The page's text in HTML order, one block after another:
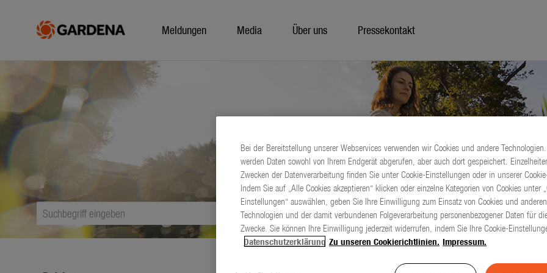
Meldungen Media Über uns Pressekontakt
Bei der Bereitstellung unserer Webservices verwenden wir Cookies und andere
werden Daten sowohl von Ihrem Endgerät abgerufen, aber auch dort gespeichert.
Zwecken der Datenverarbeitung finden Sie unter Cookie-Einstellungen oder in unserer
Indem Sie auf „Alle Cookies akzeptieren“ klicken oder einzelne Kategorien von Cookies unter
Einstellungen“ auswählen, geben Sie Ihre Einwilligung zum Einsatz von Cookies und anderen
Technologien und der damit verbundenen Folgeverarbeitung personenbezogener Daten für
Zwecke. Sie können Ihre Einwilligung jederzeit widerrufen, indem Sie Ihre Cookie-
Datenschutzerklärung Zu unseren Cookierichtlinien. Impressum.